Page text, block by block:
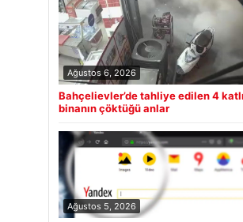
Ağustos 6, 2026
Bahçelievler’de tahliye edilen 4 katlı
binanın çöktüğü anlar
Ağustos 5, 2026